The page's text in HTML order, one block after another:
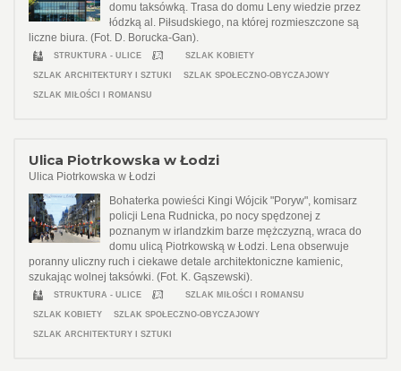
domu taksówką. Trasa do domu Leny wiedzie przez
łódzką al. Piłsudskiego, na której rozmieszczone są
liczne biura. (Fot. D. Borucka-Gan).
STRUKTURA - ULICE SZLAK KOBIETY
SZLAK ARCHITEKTURY I SZTUKI SZLAK SPOŁECZNO-OBYCZAJOWY
SZLAK MIŁOŚCI I ROMANSU
Ulica Piotrkowska w Łodzi
Ulica Piotrkowska w Łodzi
Bohaterka powieści Kingi Wójcik "Poryw", komisarz
policji Lena Rudnicka, po nocy spędzonej z
poznanym w irlandzkim barze mężczyzną, wraca do
domu ulicą Piotrkowską w Łodzi. Lena obserwuje
poranny uliczny ruch i ciekawe detale architektoniczne kamienic,
szukając wolnej taksówki. (Fot. K. Gąszewski).
STRUKTURA - ULICE SZLAK MIŁOŚCI I ROMANSU
SZLAK KOBIETY SZLAK SPOŁECZNO-OBYCZAJOWY
SZLAK ARCHITEKTURY I SZTUKI